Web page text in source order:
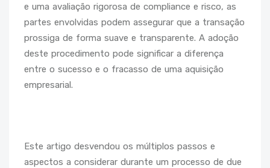
e uma avaliação rigorosa de compliance e risco, as
partes envolvidas podem assegurar que a transação
prossiga de forma suave e transparente. A adoção
deste procedimento pode significar a diferença
entre o sucesso e o fracasso de uma aquisição
empresarial.
Este artigo desvendou os múltiplos passos e
aspectos a considerar durante um processo de due